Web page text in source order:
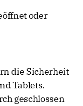
oder
die Sicherheit
Tablets.
geschlossen